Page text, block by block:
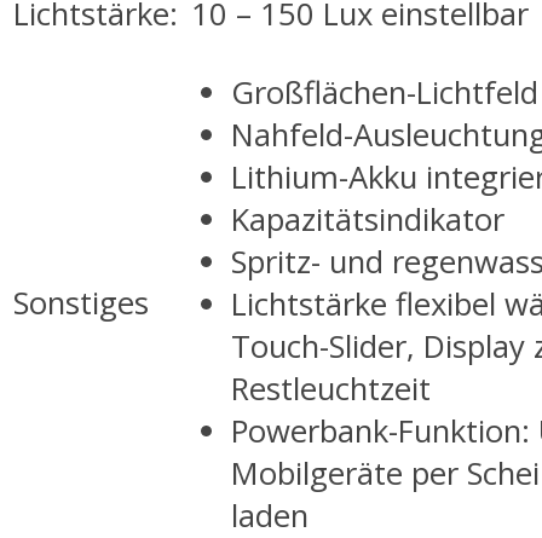
Lichtstärke: 10 – 150 Lux einstellbar
Sonstiges
Großflächen-Lichtfeld
Nahfeld-
Lithium-Akku
Kapazitätsindikator
Spritz- und
Lichtstärke flexibel
Touch-Slider, Display
Restleuchtzeit
Powerbank-Funktion:
Mobilgeräte per
laden